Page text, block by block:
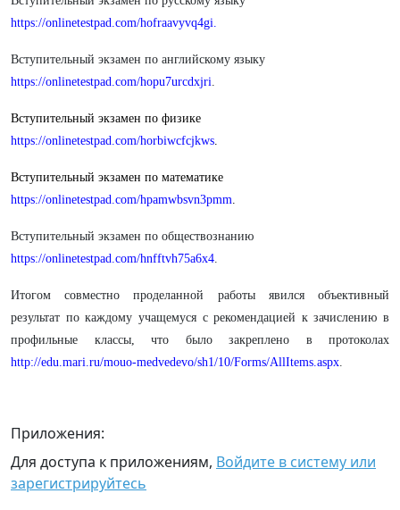
https://onlinetestpad.com/hofraavyvq4gi.
Вступительный экзамен по английскому языку
https://onlinetestpad.com/hopu7urcdxjri.
Вступительный экзамен по физике
https://onlinetestpad.com/horbiwcfcjkws.
Вступительный экзамен по математике
https://onlinetestpad.com/hpamwbsvn3pmm.
Вступительный экзамен по обществознанию
https://onlinetestpad.com/hnfftvh75a6x4.
Итогом совместно проделанной работы явился объективный
результат по каждому учащемуся с рекомендацией к зачислению в
профильные классы, что было закреплено в протоколах
http://edu.mari.ru/mouo-medvedevo/sh1/10/Forms/AllItems.aspx.
Приложения:
Для доступа к приложениям, Войдите в систему или
зарегистрируйтесь